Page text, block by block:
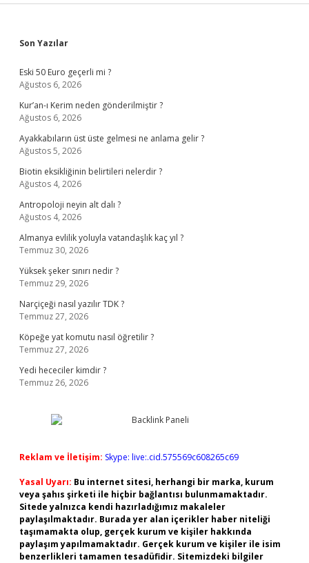
Sidebar
Son Yazılar
Eski 50 Euro geçerli mi ?
Ağustos 6, 2026
Kur’an-ı Kerim neden gönderilmiştir ?
Ağustos 6, 2026
Ayakkabıların üst üste gelmesi ne anlama gelir ?
Ağustos 5, 2026
Biotin eksikliğinin belirtileri nelerdir ?
Ağustos 4, 2026
Antropoloji neyin alt dalı ?
Ağustos 4, 2026
Almanya evlilik yoluyla vatandaşlık kaç yıl ?
Temmuz 30, 2026
Yüksek şeker sınırı nedir ?
Temmuz 29, 2026
Narçiçeği nasıl yazılır TDK ?
Temmuz 27, 2026
Köpeğe yat komutu nasıl öğretilir ?
Temmuz 27, 2026
Yedi hececiler kimdir ?
Temmuz 26, 2026
Reklam ve İletişim: Skype: live:.cid.575569c608265c69
Yasal Uyarı: Bu internet sitesi, herhangi bir marka, kurum
veya şahıs şirketi ile hiçbir bağlantısı bulunmamaktadır.
Sitede yalnızca kendi hazırladığımız makaleler
paylaşılmaktadır. Burada yer alan içerikler haber niteliği
taşımamakta olup, gerçek kurum ve kişiler hakkında
paylaşım yapılmamaktadır. Gerçek kurum ve kişiler ile isim
benzerlikleri tamamen tesadüfidir. Sitemizdeki bilgiler